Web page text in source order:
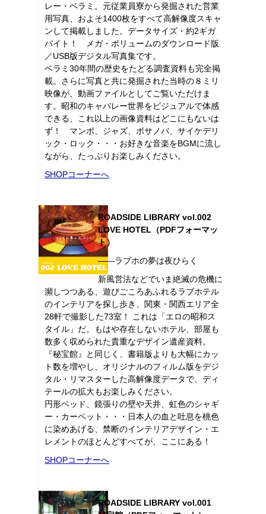
レー・ベラミ。元従業員寮から発掘された営業
用写真、およそ1400枚をすべて高解像度スキャ
ンして掲載しました。データサイズ・約2ギガ
バイト！ メガ・ボリュームのダウンロード版
／USB版デジタル写真集です。
ベラミ30年間の歴史をたどる調査資料も完全掲
載。さらに写真と共に発掘された当時の８ミリ
映像が、動画ファイルとしてご覧いただけま
す。昭和のキャバレー世界をビジュアルで体感
できる、これ以上の画像資料はどこにもないは
ず！ マンボ、ジャズ、ボサノバ、サイケデリ
ック・ロック・・・お好きな音楽をBGMに流し
ながら、たっぷりお楽しみください。
SHOPコーナーへ
ROADSIDE LIBRARY vol.002
LOVE HOTEL（PDFフォーマッ
ト）
――ラブホの夢は夜ひらく
新風営法などでいま絶滅の危機に
瀕しつつある、遊びごころあふれるラブホテル
のインテリアを探し歩き、関東・関西エリア全
28軒で撮影した73室！ これは「エロの昭和ス
タイル」だ。もはや存在しないホテル、部屋も
数多く収められた貴重なデザイン遺産資料。
『秘宝館』と同じく、書籍版よりも大幅にカッ
ト数を増やし、オリジナルのフィルム版をデジ
タル・リマスターした高解像度データで、ディ
テールの拡大もお楽しみください。
円形ベッド、鏡張りの壁や天井、虹色のシャギ
ー・カーペット・・・日本人の血と吐息を桃色
に染めあげる、禁断のインテリアデザイン・エ
レメントのほとんどすべてが、ここにある！
SHOPコーナーへ
ROADSIDE LIBRARY vol.001